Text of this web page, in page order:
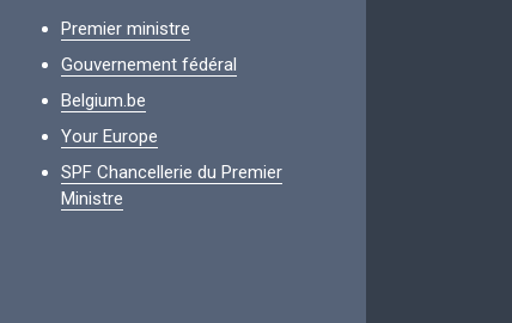
Premier ministre
Gouvernement fédéral
Belgium.be
Your Europe
SPF Chancellerie du Premier
Ministre